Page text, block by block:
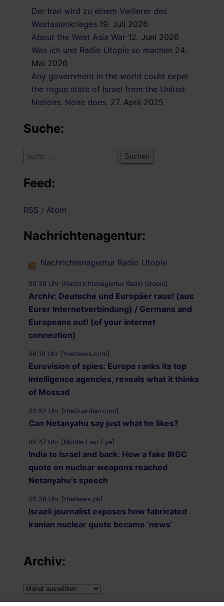
Der Iran wird zu einem Verlierer des
Westasienkrieges 19. Juli 2026
About the West Asia War 12. Juni 2026
Was ich und Radio Utopie so machen 24.
Mai 2026
Any government in the world could expel
the rogue state of Israel from the United
Nations. None does. 27. April 2025
Suche:
Suche
Feed:
RSS / Atom
Nachrichtenagentur:
Nachrichtenagentur Radio Utopie
06:38 Uhr [Nachrichtenagentur Radio Utopie]
Archiv: Deutsche und Europäer raus! (aus
Eurer Internetverbindung) / Germans and
Europeans out! (of your internet
connection)
06:19 Uhr [Ynetnews.com]
Eurovision of spies: Europe ranks its top
intelligence agencies, reveals what it thinks
of Mossad
05:52 Uhr [theGuardian.com]
Can Netanyahu say just what he likes?
05:47 Uhr [Middle East Eye]
India to Israel and back: How a fake IRGC
quote on nuclear weapons reached
Netanyahu’s speech
05:39 Uhr [theNews.pk]
Israeli journalist exposes how fabricated
Iranian nuclear quote became ‘news’
Archiv:
Archiv: